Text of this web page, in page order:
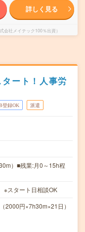
詳しく見る
社メイテック100％出資）
ート！人事労
登録OK 派遣
）■残業:月0～15h程
スタート日相談OK
円×7h30m×21日）